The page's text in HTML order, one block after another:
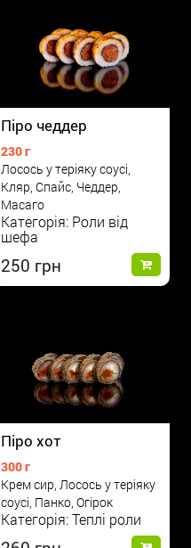
Піро чеддер
230 г
Лосось у теріяку соусі,
Кляр, Спайс, Чеддер,
Масаго
Категорія: Роли від
шефа
250
Піро хот
300 г
Крем сир, Лосось у теріяку
соусі, Панко, Огірок
Категорія: Теплі роли